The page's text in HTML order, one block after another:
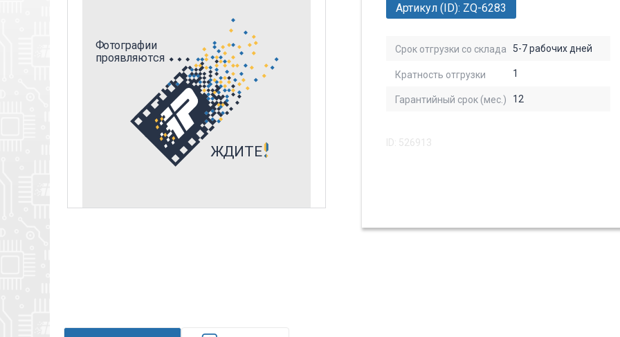
Артикул (ID): ZQ-6283
Срок отгрузки со склада 5-7 рабочих дней
Кратность отгрузки 1
Гарантийный срок (мес.) 12
ID: 526913